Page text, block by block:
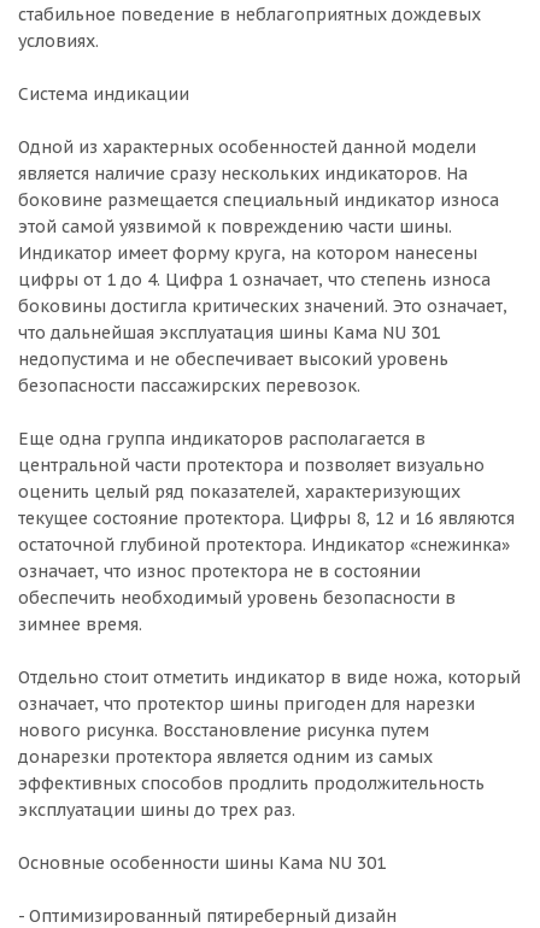
стабильное поведение в неблагоприятных дождевых
условиях.
Система индикации
Одной из характерных особенностей данной модели
является наличие сразу нескольких индикаторов. На
боковине размещается специальный индикатор износа
этой самой уязвимой к повреждению части шины.
Индикатор имеет форму круга, на котором нанесены
цифры от 1 до 4. Цифра 1 означает, что степень износа
боковины достигла критических значений. Это означает,
что дальнейшая эксплуатация шины Кама NU 301
недопустима и не обеспечивает высокий уровень
безопасности пассажирских перевозок.
Еще одна группа индикаторов располагается в
центральной части протектора и позволяет визуально
оценить целый ряд показателей, характеризующих
текущее состояние протектора. Цифры 8, 12 и 16 являются
остаточной глубиной протектора. Индикатор «снежинка»
означает, что износ протектора не в состоянии
обеспечить необходимый уровень безопасности в
зимнее время.
Отдельно стоит отметить индикатор в виде ножа, который
означает, что протектор шины пригоден для нарезки
нового рисунка. Восстановление рисунка путем
донарезки протектора является одним из самых
эффективных способов продлить продолжительность
эксплуатации шины до трех раз.
Основные особенности шины Кама NU 301
- Оптимизированный пятиреберный дизайн